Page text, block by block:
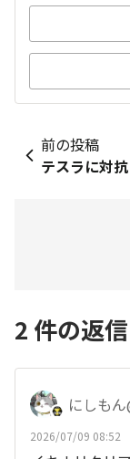
前の投稿
テスラに対
2 件の返信
にしも
2026/07/09 08:52